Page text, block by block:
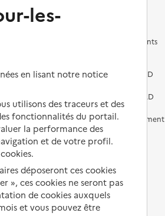
Les différents établissements
Préparer l'entrée en EHPAD
Aides financières en EHPAD
Prévention, accompagnement
et soins
Droits en EHPAD
Fin de vie en EHPAD
les-
en lisant notre notice
utilisons des traceurs et des
fonctionnalités du portail.
la performance des
et de votre profil.
déposeront ces cookies
», ces cookies ne seront pas
de cookies auxquels
et vous pouvez être